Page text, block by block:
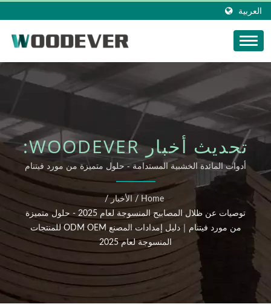
العربية
تحديث أخبار WOODEVER:
توصيات عن ظلال المصابيح
المنسوجة لعام 2025 -
حلول متميزة من مورد
فيتنام｜دليل إمدادات
المصنع ODM OEM
للمنتجات المنسوجة لعام
أدوات المائدة الخشبية المستدامة - حلول متميزة من مورد فيتنام
｜دليل إمدادات مصنع المنتجات المنسوجة في فيتنام 2025 ODM
OEMHome
/ الأخبار /
توصيات عن ظلال المصابيح المنسوجة لعام 2025 - حلول متميزة
من مورد فيتنام｜دليل إمدادات المصنع ODM OEM للمنتجات
المنسوجة لعام 2025